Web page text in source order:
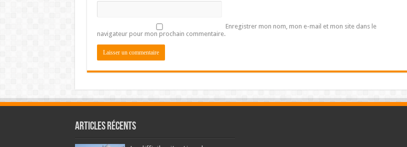
Enregistrer mon nom, mon e-mail et mon site dans le
navigateur pour mon prochain commentaire.
Articles récents